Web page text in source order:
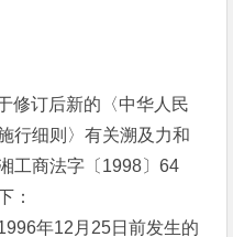
修订后新的〈中华人民
行细则〉有关溯及力和
工商法字〔1998〕64
：
年12月25日前发生的